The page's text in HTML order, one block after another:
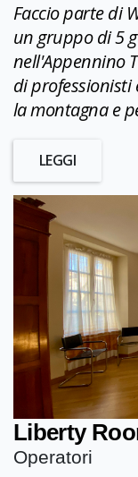
Faccio parte di
un gruppo di 5
nell'Appennino
di professionisti
la montagna e
LEGGI
Liberty
Operatori